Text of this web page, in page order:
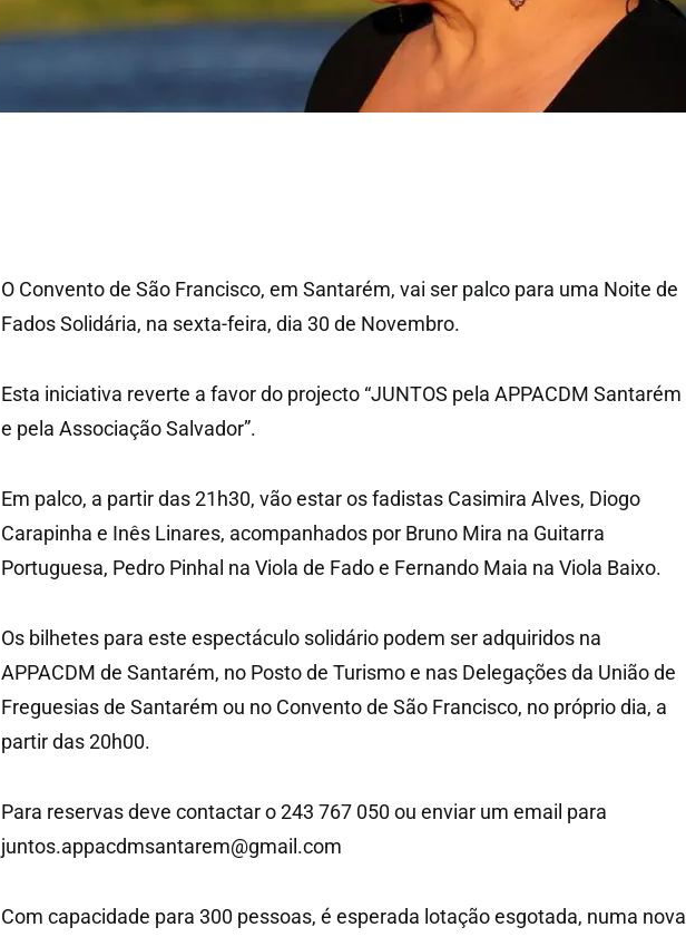
O Convento de São Francisco, em Santarém, vai ser palco para uma Noite de
Fados Solidária, na sexta-feira, dia 30 de Novembro.
Esta iniciativa reverte a favor do projecto “JUNTOS pela APPACDM Santarém
e pela Associação Salvador”.
Em palco, a partir das 21h30, vão estar os fadistas Casimira Alves, Diogo
Carapinha e Inês Linares, acompanhados por Bruno Mira na Guitarra
Portuguesa, Pedro Pinhal na Viola de Fado e Fernando Maia na Viola Baixo.
Os bilhetes para este espectáculo solidário podem ser adquiridos na
APPACDM de Santarém, no Posto de Turismo e nas Delegações da União de
Freguesias de Santarém ou no Convento de São Francisco, no próprio dia, a
partir das 20h00.
Para reservas deve contactar o 243 767 050 ou enviar um email para
juntos.appacdmsantarem@gmail.com
Com capacidade para 300 pessoas, é esperada lotação esgotada, numa nova